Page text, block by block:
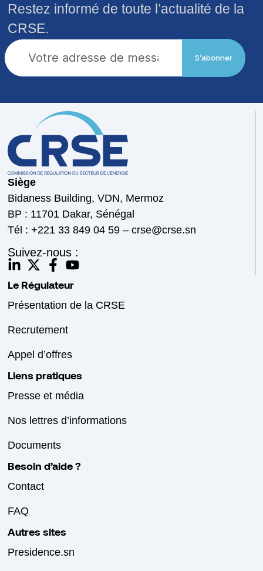
Restez informé de toute l’actualité de la
CRSE.
S’abonner
Siège
Bidaness Building, VDN, Mermoz
BP : 11701 Dakar, Sénégal
Tél : +221 33 849 04 59 – crse@crse.sn
Suivez-nous :
Le Régulateur
Présentation de la CRSE
Recrutement
Appel d’offres
Liens pratiques
Presse et média
Nos lettres d’informations
Documents
Besoin d’aide ?
Contact
FAQ
Autres sites
Presidence.sn